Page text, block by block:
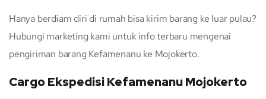
Hanya berdiam diri di rumah bisa kirim barang ke luar pulau?
Hubungi marketing kami untuk info terbaru mengenai
pengiriman barang Kefamenanu ke Mojokerto.
Cargo Ekspedisi Kefamenanu Mojokerto